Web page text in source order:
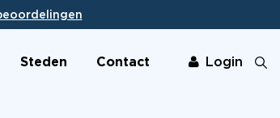
Steden Contact Login